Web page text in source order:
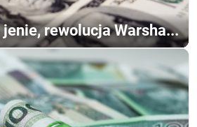
rewolucja Warsha...